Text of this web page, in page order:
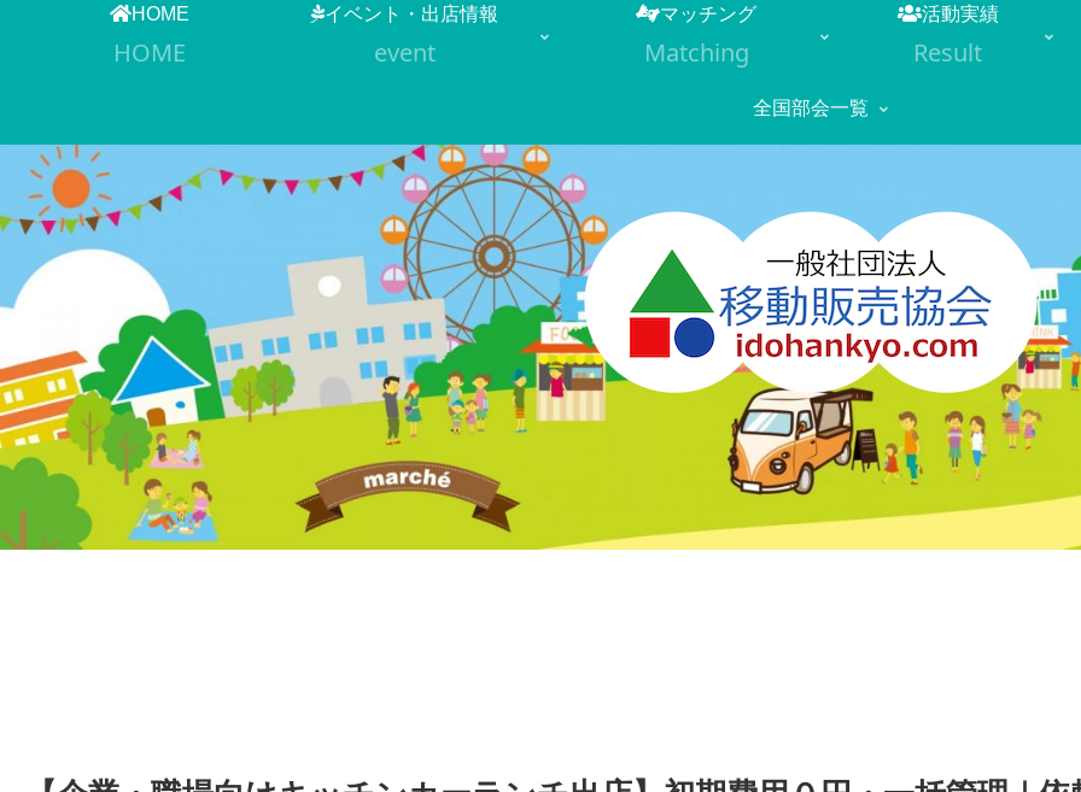
HOME
HOME
イベント・出店情報
event
マッチング
Matching
活動実績
Result
全国部会一覧